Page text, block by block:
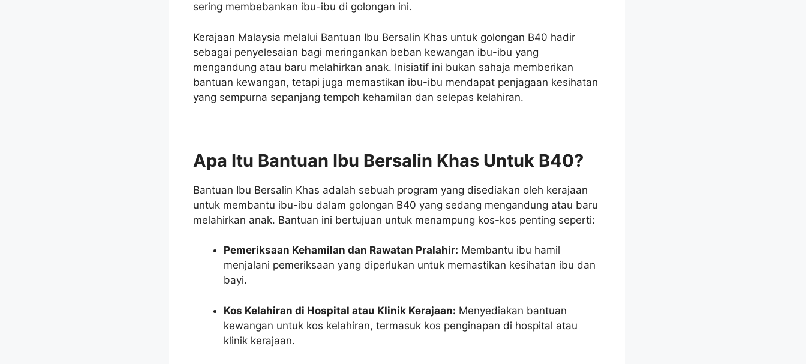
sering membebankan ibu-ibu di golongan ini.
Kerajaan Malaysia melalui Bantuan Ibu Bersalin Khas untuk golongan B40 hadir
sebagai penyelesaian bagi meringankan beban kewangan ibu-ibu yang
mengandung atau baru melahirkan anak. Inisiatif ini bukan sahaja memberikan
bantuan kewangan, tetapi juga memastikan ibu-ibu mendapat penjagaan kesihatan
yang sempurna sepanjang tempoh kehamilan dan selepas kelahiran.
Apa Itu Bantuan Ibu Bersalin Khas Untuk B40?
Bantuan Ibu Bersalin Khas adalah sebuah program yang disediakan oleh kerajaan
untuk membantu ibu-ibu dalam golongan B40 yang sedang mengandung atau baru
melahirkan anak. Bantuan ini bertujuan untuk menampung kos-kos penting seperti:
Pemeriksaan Kehamilan dan Rawatan Pralahir: Membantu ibu hamil
menjalani pemeriksaan yang diperlukan untuk memastikan kesihatan ibu dan
bayi.
Kos Kelahiran di Hospital atau Klinik Kerajaan: Menyediakan bantuan
kewangan untuk kos kelahiran, termasuk kos penginapan di hospital atau
klinik kerajaan.